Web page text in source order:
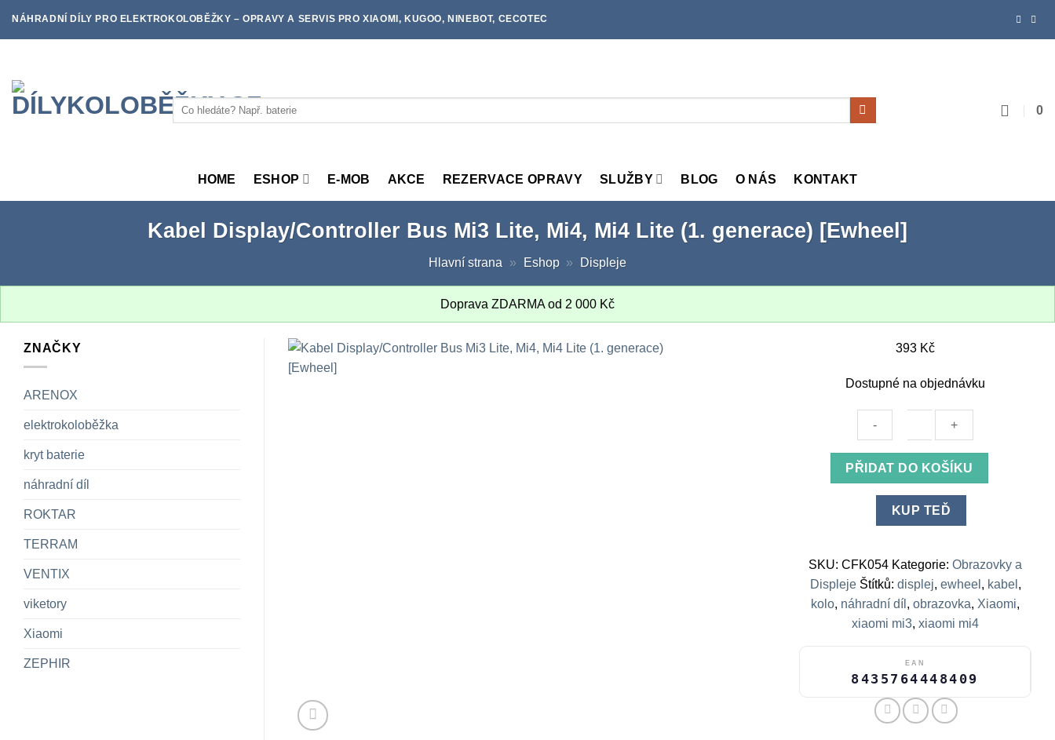
NÁHRADNÍ DÍLY PRO ELEKTROKOLOBĚŽKY – OPRAVY A SERVIS PRO XIAOMI, KUGOO, NINEBOT, CECOTEC
Hledat: 0
HOME ESHOP E-MOB AKCE REZERVACE OPRAVY SLUŽBY BLOG O NÁS KONTAKT
Kabel Display/Controller Bus Mi3 Lite, Mi4, Mi4 Lite (1. generace) [Ewheel]
Hlavní strana » Eshop » Displeje
Doprava ZDARMA od 2 000 Kč
ZNAČKY
ARENOX
elektrokoloběžka
kryt baterie
náhradní díl
ROKTAR
TERRAM
VENTIX
viketory
Xiaomi
ZEPHIR
393 Kč
Dostupné na objednávku
Mi4
Lite
generace)
PŘIDAT DO KOŠÍKU
KUP TEĎ
SKU:CFK054 Kategorie:Obrazovky a
Displeje Štítků: displej, ewheel , kabel ,
kolo, náhradní díl ,obrazovka, Xiaomi,
xiaomi mi3,xiaomi mi4
EAN
8435764448409